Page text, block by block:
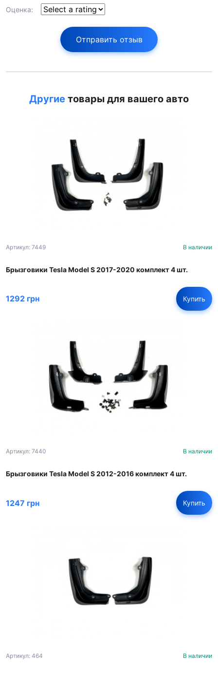
Оценка:
Отправить отзыв
Другие товары для вашего авто
Артикул: 7449 В наличии
Брызговики Tesla Model S 2017-2020 комплект 4 шт.
1292 грн Купить
Артикул: 7440 В наличии
Брызговики Tesla Model S 2012-2016 комплект 4 шт.
1247 грн Купить
Артикул: 464 В наличии